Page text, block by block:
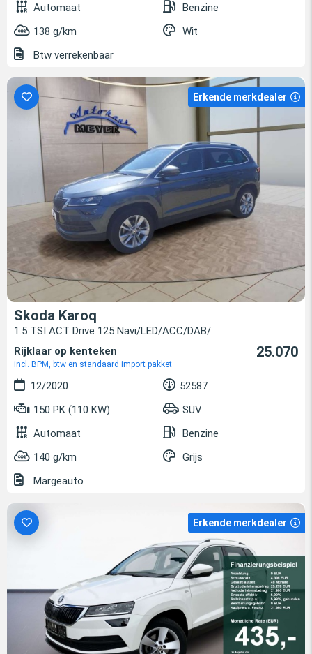
Automaat
Benzine
138 g/km
Wit
Btw verrekenbaar
Erkende merkdealer
Skoda Karoq
1.5 TSI ACT Drive 125 Navi/LED/ACC/DAB/
Rijklaar op kenteken
incl. BPM, btw en standaard import pakket
25.070
12/2020
52587
150 PK (110 KW)
SUV
Automaat
Benzine
140 g/km
Grijs
Margeauto
Erkende merkdealer